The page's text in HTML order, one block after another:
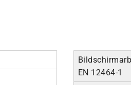
EN 12464-1